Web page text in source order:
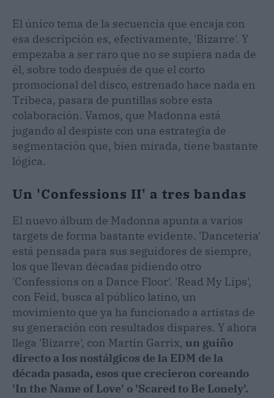
El único tema de la secuencia que encaja con
esa descripción es, efectivamente, 'Bizarre'. Y
empezaba a ser raro que no se supiera nada de
él, sobre todo después de que el corto
promocional del disco, estrenado hace nada en
Tribeca, pasara de puntillas sobre esta
colaboración. Vamos, que Madonna está
jugando al despiste con una estrategia de
segmentación que, bien mirada, tiene bastante
lógica.
Un 'Confessions II' a tres bandas
El nuevo álbum de Madonna apunta a varios
targets de forma bastante evidente. 'Danceteria'
está pensada para sus seguidores de siempre,
los que llevan décadas pidiendo otro
'Confessions on a Dance Floor'. 'Read My Lips',
con Feid, busca al público latino, un
movimiento que ya ha funcionado a artistas de
su generación con resultados dispares. Y ahora
llega 'Bizarre', con Martin Garrix, un guiño
directo a los nostálgicos de la EDM de la
década pasada, esos que crecieron coreando
'In the Name of Love' o 'Scared to Be Lonely'.